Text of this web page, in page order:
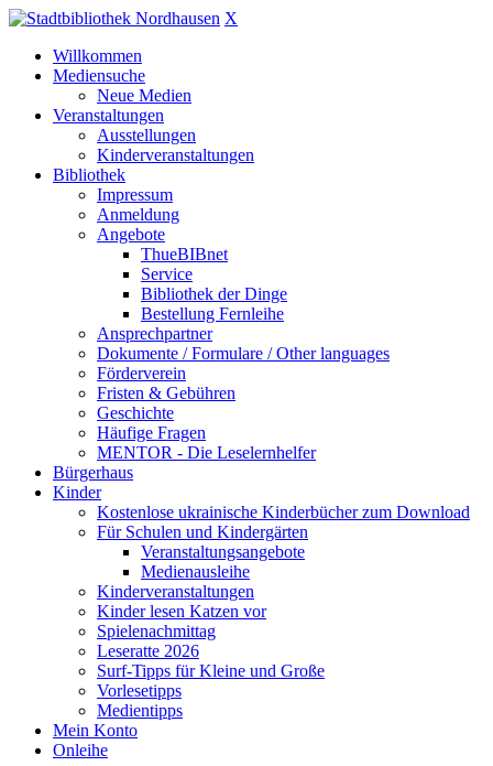
X
Willkommen
Mediensuche
Neue Medien
Veranstaltungen
Ausstellungen
Kinderveranstaltungen
Bibliothek
Impressum
Anmeldung
Angebote
ThueBIBnet
Service
Bibliothek der Dinge
Bestellung Fernleihe
Ansprechpartner
Dokumente / Formulare / Other languages
Förderverein
Fristen & Gebühren
Geschichte
Häufige Fragen
MENTOR - Die Leselernhelfer
Bürgerhaus
Kinder
Kostenlose ukrainische Kinderbücher zum Download
Für Schulen und Kindergärten
Veranstaltungsangebote
Medienausleihe
Kinderveranstaltungen
Kinder lesen Katzen vor
Spielenachmittag
Leseratte 2026
Surf-Tipps für Kleine und Große
Vorlesetipps
Medientipps
Mein Konto
Onleihe